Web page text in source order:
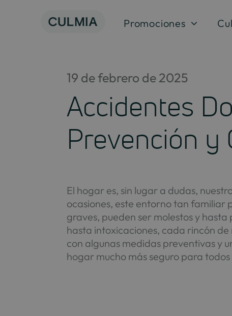
Promociones
19 de febrero de 2025
Accidentes
Prevención y
El hogar es, sin lugar a dudas,
ocasiones, este entorno tan familiar
graves, pueden ser molestos y
hasta intoxicaciones, cada rincón
con algunas medidas preventivas y
hogar mucho más seguro para